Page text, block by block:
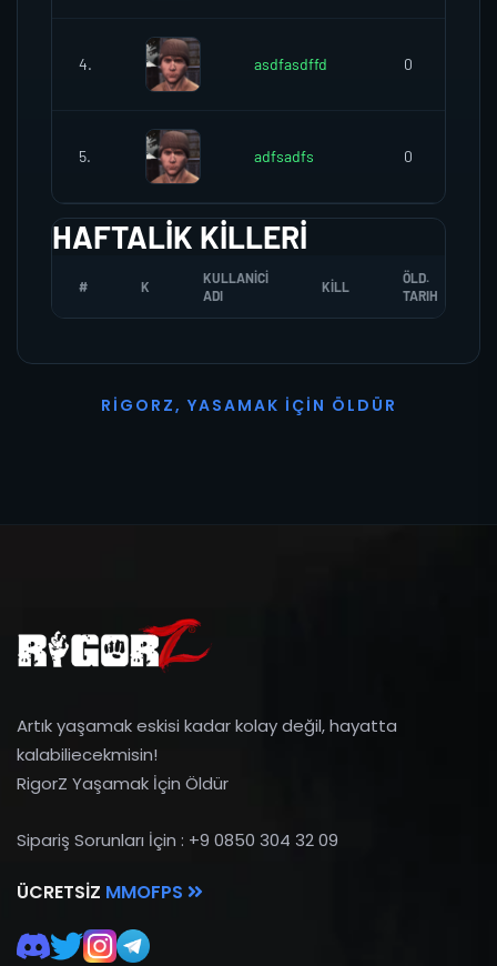
4. asdfasdffd 0
5. adfsadfs 0
HAFTALIK KILLERI
# K
KULLANICI
ADI
KILL
ÖLD.
TARIH
R I G O R Z, YASAMAK İ ÇI N Ö L D Ü R
Artık yaşamak eskisi kadar kolay değil, hayatta
kalabiliecekmisin!
RigorZ Yaşamak İçin Öldür
Sipariş Sorunları İçin : +9 0850 304 32 09
ÜCRETSIZ MMOFPS